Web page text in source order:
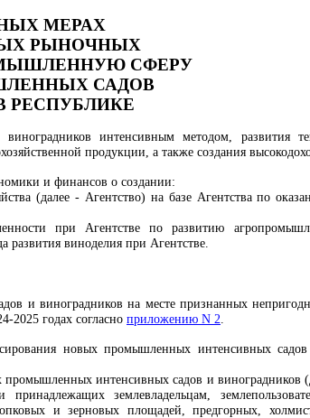
МЕРАХ
РЫНОЧНЫХ
СФЕРУ
САДОВ
РЕСПУБЛИКЕ
интенсивным методом, развития
продукции, а также создания
и финансов о создании:
(далее - Агентство) на базе Агентства по
при Агентстве по развитию
развития виноделия при Агентстве.
и виноградников на месте признанных
2025 годах согласно приложению N 2.
новых промышленных интенсивных
интенсивных садов и виноградников
землевладельцам,
и зерновых площадей, предгорных,